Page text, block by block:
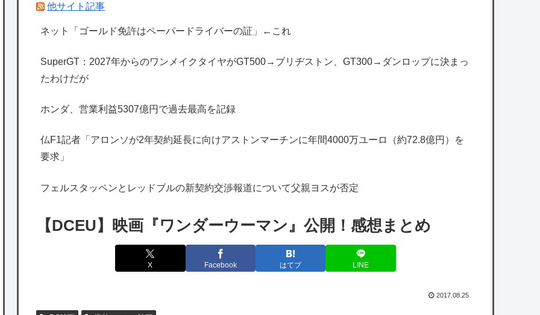
実刑確実か
【画像】旅人女子「夜景を撮りたかっただけ
た」←26万ｲｲﾈｗｗｗｗ
ーズ牛丼、SNSで晒され嘲笑の的にされるｗ
海外「日本は特別！」日本の地震支援を申し
海外「勘弁して！」米国人が最も恐れる日本
韓国人「実は日本経済を支えて生かしている
のは韓国人である理由がこちら…」→「日本
も感謝してるらしい…（ﾌﾞﾙﾌﾞﾙ」＝韓国の反
海外「日本よ、お前がナンバーワンだ」 熊
【悲報】侍ジャパン「監督やって」イチロ
ストあげとる
【艦これ】今回のかわいい大賞は決まった
【艦これ】ムラクモウサギ 他
カープ新井監督が7回3失点の森翔平に喝「殻
他サイト記事
ネット「ゴールド免許はペーパードライバーの証」←これ
SuperGT：2027年からのワンメイクタイヤがGT500→ブリヂストン、GT300→ダンロップに決まっ
たわけだが
ホンダ、営業利益5307億円で過去最高を記録
仏F1記者「アロンソが2年契約延長に向けアストンマーチンに年間4000万ユーロ（約72.8億円）を
要求」
フェルスタッペンとレッドブルの新契約交渉報道について父親ヨスが否定
【DCEU】映画『ワンダーウーマン』公開！感想まとめ
X Facebook はてブ LINE
2017.08.25